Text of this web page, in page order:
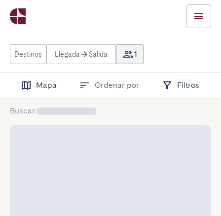
Destinos Llegada Salida 1
Mapa Ordenar por Filtros
Buscar: